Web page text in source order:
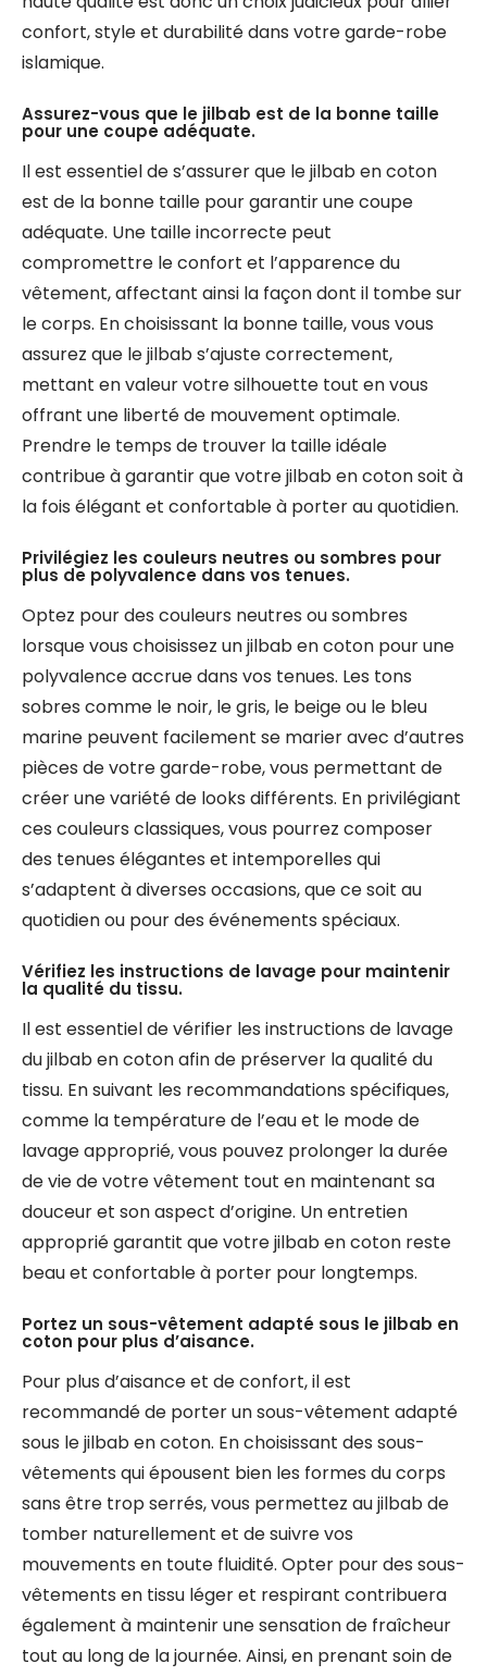
confort, style et durabilité dans votre garde-robe
islamique.
Assurez-vous que le jilbab est de la bonne taille
pour une coupe adéquate.
Il est essentiel de s’assurer que le jilbab en coton
est de la bonne taille pour garantir une coupe
adéquate. Une taille incorrecte peut
compromettre le confort et l’apparence du
vêtement, affectant ainsi la façon dont il tombe sur
le corps. En choisissant la bonne taille, vous vous
assurez que le jilbab s’ajuste correctement,
mettant en valeur votre silhouette tout en vous
offrant une liberté de mouvement optimale.
Prendre le temps de trouver la taille idéale
contribue à garantir que votre jilbab en coton soit à
la fois élégant et confortable à porter au quotidien.
Privilégiez les couleurs neutres ou sombres pour
plus de polyvalence dans vos tenues.
Optez pour des couleurs neutres ou sombres
lorsque vous choisissez un jilbab en coton pour une
polyvalence accrue dans vos tenues. Les tons
sobres comme le noir, le gris, le beige ou le bleu
marine peuvent facilement se marier avec d’autres
pièces de votre garde-robe, vous permettant de
créer une variété de looks différents. En privilégiant
ces couleurs classiques, vous pourrez composer
des tenues élégantes et intemporelles qui
s’adaptent à diverses occasions, que ce soit au
quotidien ou pour des événements spéciaux.
Vérifiez les instructions de lavage pour maintenir
la qualité du tissu.
Il est essentiel de vérifier les instructions de lavage
du jilbab en coton afin de préserver la qualité du
tissu. En suivant les recommandations spécifiques,
comme la température de l’eau et le mode de
lavage approprié, vous pouvez prolonger la durée
de vie de votre vêtement tout en maintenant sa
douceur et son aspect d’origine. Un entretien
approprié garantit que votre jilbab en coton reste
beau et confortable à porter pour longtemps.
Portez un sous-vêtement adapté sous le jilbab en
coton pour plus d’aisance.
Pour plus d’aisance et de confort, il est
recommandé de porter un sous-vêtement adapté
sous le jilbab en coton. En choisissant des sous-
vêtements qui épousent bien les formes du corps
sans être trop serrés, vous permettez au jilbab de
tomber naturellement et de suivre vos
mouvements en toute fluidité. Opter pour des sous-
vêtements en tissu léger et respirant contribuera
également à maintenir une sensation de fraîcheur
tout au long de la journée. Ainsi, en prenant soin de